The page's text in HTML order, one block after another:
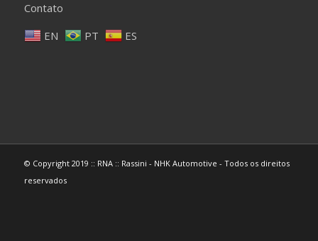
Contato
EN
PT ES
© Copyright 2019 :: RNA :: Rassini - NHK Automotive - Todos os direitos
reservados